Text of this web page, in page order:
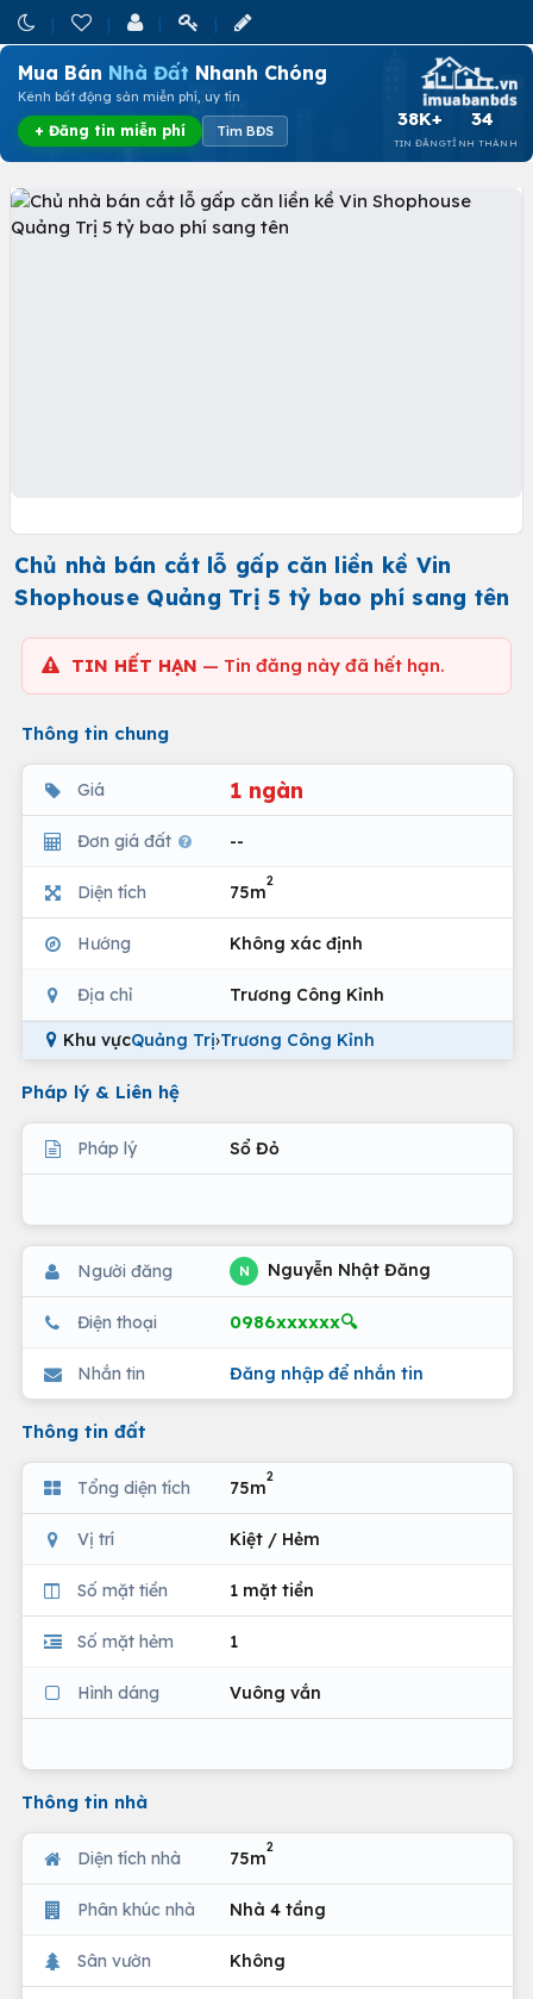
Mua Bán Nhà Đất Nhanh Chóng
Kênh bất động sản miễn phí, uy tín
+ Đăng tin miễn phí Tìm BĐS
38K+
TIN ĐĂNG
34
TỈNH THÀNH
Chủ nhà bán cắt lỗ gấp căn liền kề Vin
Shophouse Quảng Trị 5 tỷ bao phí sang tên
TIN HẾT HẠN — Tin đăng này đã hết hạn.
Thông tin chung
Giá 1 ngàn
Đơn giá đất --
Diện tích 75m
2
Hướng Không xác định
Địa chỉ Trương Công Kỉnh
Khu vựcQuảng Trị›Trương Công Kỉnh
Pháp lý & Liên hệ
Pháp lý Sổ Đỏ
Người đăng N Nguyễn Nhật Đăng
Điện thoại 0986xxxxxx🔍
Nhắn tin Đăng nhập để nhắn tin
Thông tin đất
Tổng diện tích 75m
2
Vị trí Kiệt / Hẻm
Số mặt tiền 1 mặt tiền
Số mặt hẻm 1
Hình dáng Vuông vắn
Thông tin nhà
Diện tích nhà 75m
2
Phân khúc nhà Nhà 4 tầng
Sân vườn Không